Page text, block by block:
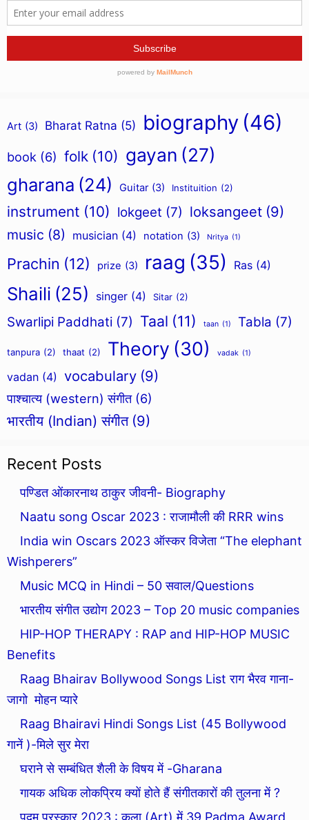
Art (3) Bharat Ratna (5) biography (46)
book (6) folk (10) gayan (27)
gharana (24) Guitar (3) Instituition (2)
instrument (10) lokgeet (7) loksangeet (9)
music (8) musician (4) notation (3) Nritya (1)
Prachin (12) prize (3) raag (35) Ras (4)
Shaili (25) singer (4) Sitar (2)
Swarlipi Paddhati (7) Taal (11) taan (1) Tabla (7)
tanpura (2) thaat (2) Theory (30) vadak (1)
vadan (4) vocabulary (9)
पाश्चात्य (western) संगीत (6)
भारतीय (Indian) संगीत (9)
Recent Posts
पण्डित ओंकारनाथ ठाकुर जीवनी- Biography
Naatu song Oscar 2023 : राजामौली की RRR wins
India win Oscars 2023 ऑस्कर विजेता “The elephant
Wishperers”
Music MCQ in Hindi – 50 सवाल/Questions
भारतीय संगीत उद्योग 2023 – Top 20 music companies
HIP-HOP THERAPY : RAP and HIP-HOP MUSIC
Benefits
Raag Bhairav Bollywood Songs List राग भैरव गाना-
जागो मोहन प्यारे
Raag Bhairavi Hindi Songs List (45 Bollywood
गानें )-मिले सुर मेरा
घराने से सम्बंधित शैली के विषय में -Gharana
गायक अधिक लोकप्रिय क्यों होते हैं संगीतकारों की तुलना में ?